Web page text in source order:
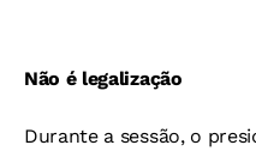
Não é legalização
Durante a sessão, o